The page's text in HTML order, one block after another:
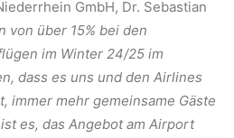
GmbH, Dr. Sebastian
von über 15% bei den
im Winter 24/25 im
dass es uns und den Airlines
immer mehr gemeinsame Gäste
es, das Angebot am Airport